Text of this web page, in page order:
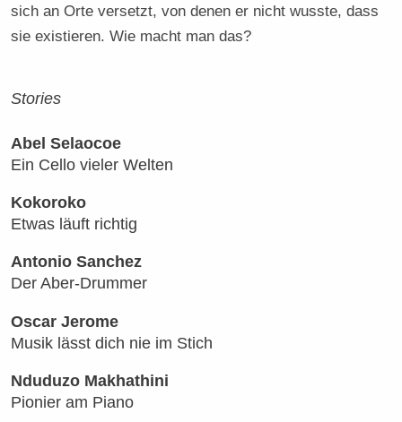
sich an Orte versetzt, von denen er nicht wusste, dass
sie existieren. Wie macht man das?
Stories
Abel Selaocoe
Ein Cello vieler Welten
Kokoroko
Etwas läuft richtig
Antonio Sanchez
Der Aber-Drummer
Oscar Jerome
Musik lässt dich nie im Stich
Nduduzo Makhathini
Pionier am Piano